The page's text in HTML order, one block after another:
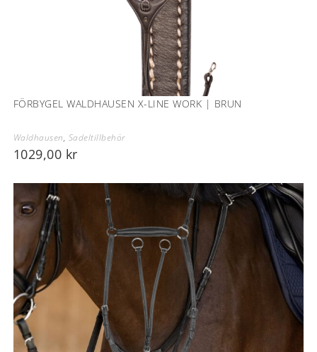
FÖRBYGEL WALDHAUSEN X-LINE WORK | BRUN
Waldhausen, Sadeltillbehör
1029,00 kr